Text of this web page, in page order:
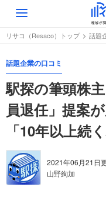
Toggle
navigation
リサコ（Resaco）トップ 話題
話題企業の口コミ
駅探の筆頭株
員退任」提案
「10年以上続
2021年06月21日
山野絢加